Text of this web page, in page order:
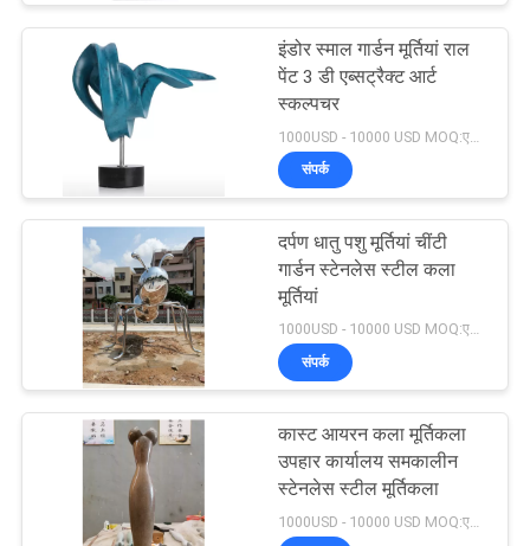
इंडोर स्माल गार्डन मूर्तियां राल
पेंट 3 डी एब्सट्रैक्ट आर्ट
स्कल्पचर
संपर्क
दर्पण धातु पशु मूर्तियां चींटी
गार्डन स्टेनलेस स्टील कला
मूर्तियां
1000USD - 10000 USD MOQ:एक टुकड़ा
संपर्क
कास्ट आयरन कला मूर्तिकला
उपहार कार्यालय समकालीन
स्टेनलेस स्टील मूर्तिकला
1000USD - 10000 USD MOQ:एक टुकड़ा